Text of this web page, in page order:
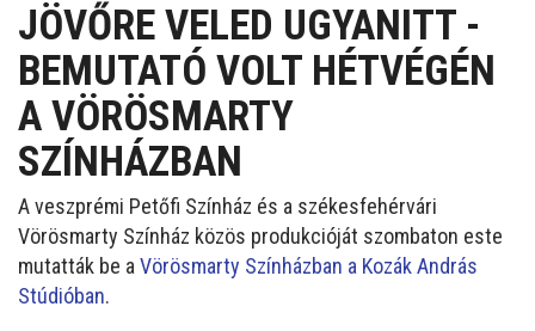
JÖVŐRE VELED UGYANITT -
BEMUTATÓ VOLT HÉTVÉGÉN
A VÖRÖSMARTY
SZÍNHÁZBAN
A veszprémi Petőfi Színház és a székesfehérvári
Vörösmarty Színház közös produkcióját szombaton este
mutatták be a Vörösmarty Színházban a Kozák András
Stúdióban.